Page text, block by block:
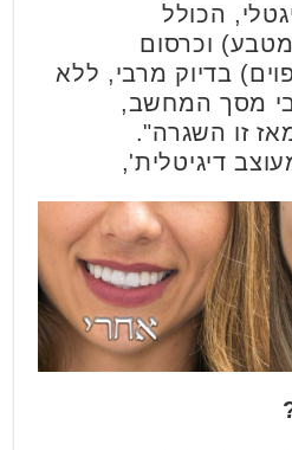
הכולל
וכרסום
בדיוק מרבי, ללא
מסך המחשב,
זו השגרה".
דיגיטלית',